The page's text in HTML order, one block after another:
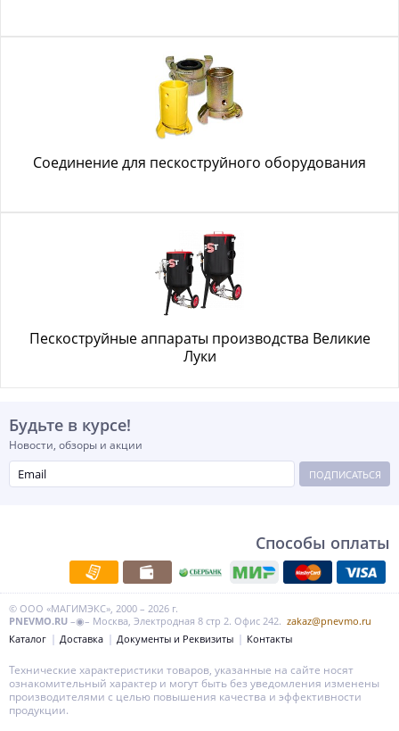
Соединение для пескоструйного оборудования
Пескоструйные аппараты производства Великие
Луки
Будьте в курсе!
Новости, обзоры и акции
ПОДПИСАТЬСЯ
Способы оплаты
© ООО «МАГИМЭКС», 2000 – 2026 г.
PNEVMO.RU –◉– Москва, Электродная 8 стр 2. Офис 242. zakaz@pnevmo.ru
Каталог
Доставка Документы и Реквизиты Контакты
Технические характеристики товаров, указанные на сайте носят
ознакомительный характер и могут быть без уведомления изменены
производителями с целью повышения качества и эффективности
продукции.